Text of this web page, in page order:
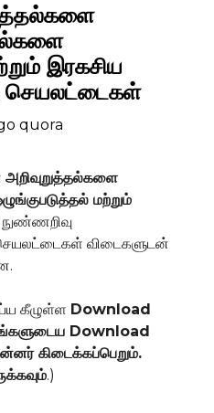
இரகசிய
செயலட்டைகள்
quora
அறிவுறுத்தல்களை
மற்றும்
விடைகளுடன்
கீழுள்ள Download
Download
கிடைக்கப்பெறும்.
.)